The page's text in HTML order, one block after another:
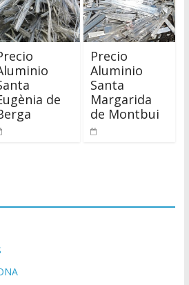
de
Precio
Aluminio
Santa
Margarida
de Montbui